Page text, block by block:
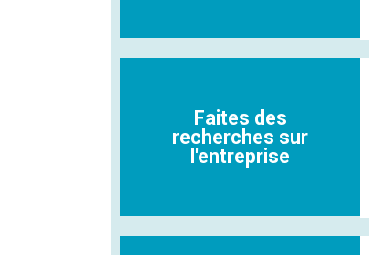
Faites des
recherches sur
l'entreprise